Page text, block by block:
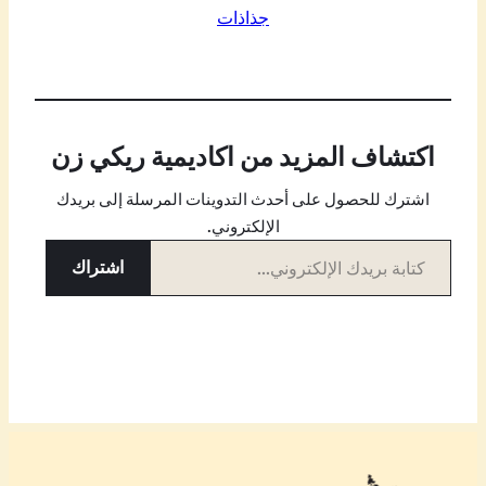
جذاذات
اكتشاف المزيد من اكاديمية ريكي زن
اشترك للحصول على أحدث التدوينات المرسلة إلى بريدك
الإلكتروني.
كتابة بريدك الإلكتروني…
اشتراك